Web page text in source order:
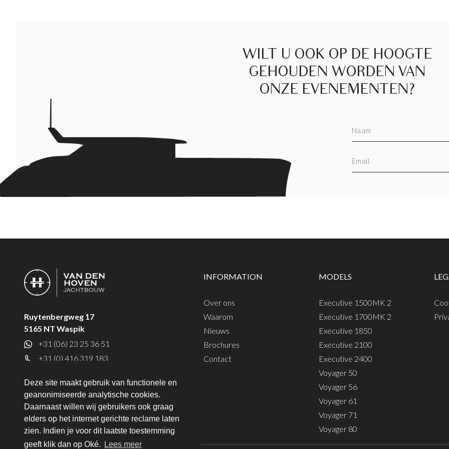
Deze site maakt gebruik van functionele en
geanonimiseerde analytische cookies.
Daarnaast willen wij gebruikers ook graag
elders op het internet gerichte reclame laten
zien. Indien je voor dit laatste toestemming
geeft klik dan op Oké.
Lees meer
WILT U OOK OP DE HOOGTE
GEHOUDEN WORDEN VAN
ONZE EVENEMENTEN?
Ruytenbergweg 17
5165 NT Waspik
+31 (06) 23 25 36 51
+31 (0) 416 319 183
INFORMATION
Over ons
Waarom
Nieuws
Brochures
Contact
MODELS
Executive 1500MK 2
Executive 1700MK 2
Executive 1850
Executive 2100
Executive 2400
Voyager 50
Voyager 56
Voyager 61
Voyager 71
Voyager 80